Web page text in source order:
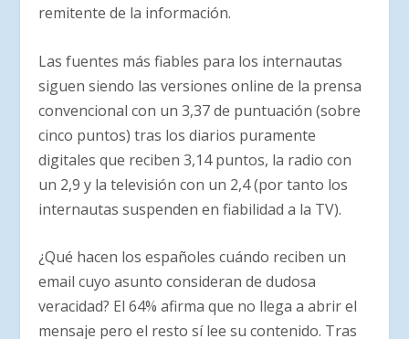
remitente de la información.
Las fuentes más fiables para los internautas
siguen siendo las versiones online de la prensa
convencional con un 3,37 de puntuación (sobre
cinco puntos) tras los diarios puramente
digitales que reciben 3,14 puntos, la radio con
un 2,9 y la televisión con un 2,4 (por tanto los
internautas suspenden en fiabilidad a la TV).
¿Qué hacen los españoles cuándo reciben un
email cuyo asunto consideran de dudosa
veracidad? El 64% afirma que no llega a abrir el
mensaje pero el resto sí lee su contenido. Tras